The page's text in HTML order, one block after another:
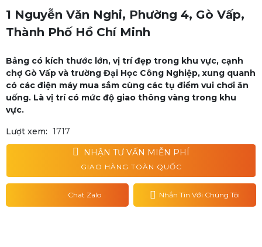
1 Nguyễn Văn Nghi, Phường 4, Gò Vấp,
Thành Phố Hồ Chí Minh
Bảng có kích thước lớn, vị trí đẹp trong khu vực, cạnh
chợ Gò Vấp và trường Đại Học Công Nghiệp, xung quanh
có các điện máy mua sắm cùng các tụ điểm vui chơi ăn
uống. Là vị trí có mức độ giao thông vàng trong khu
vực.
Lượt xem: 1717
NHẬN TƯ VẤN MIỄN PHÍ
GIAO HÀNG TOÀN QUỐC
Chat Zalo Nhắn Tin Với Chúng Tôi